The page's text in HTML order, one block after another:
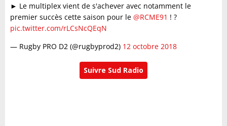
► Le multiplex vient de s'achever avec notamment le
premier succès cette saison pour le @RCME91 ! ?
pic.twitter.com/rLCsNcQEqN
— Rugby PRO D2 (@rugbyprod2) 12 octobre 2018
Suivre Sud Radio